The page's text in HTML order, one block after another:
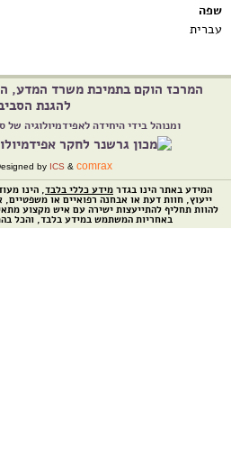
שפה
עברית
המרכז הוקם בתמיכת משרד המדע,
להגנת
ומנוהל בידי היחידה לאפידמיולוגיה של
by ICS &comrax
המידע באתר הינו בגדר מידע כללי בלבד, הינו
ייעוץ, חוות דעת או אבחנה רפואיים או משפטיים,
להוות תחליף להתייעצות ישירה עם איש מקצוע
באחריות המשתמש במידע בלבד, והכל